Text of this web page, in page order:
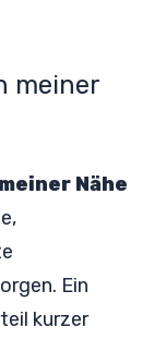
meiner
Nähe
Ein
kurzer